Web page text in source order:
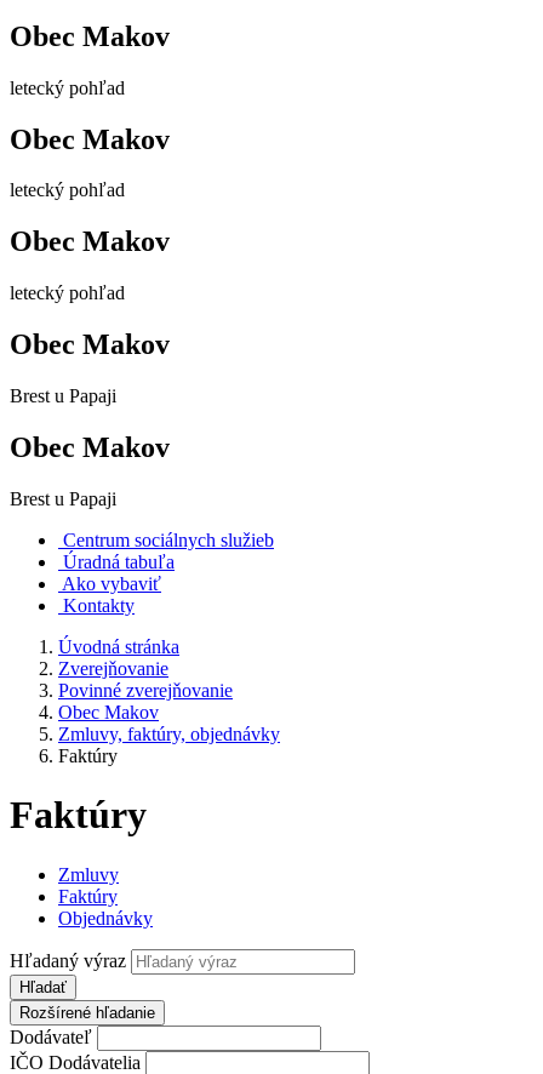
Obec Makov
letecký pohľad
Obec Makov
letecký pohľad
Obec Makov
letecký pohľad
Obec Makov
Brest u Papaji
Obec Makov
Brest u Papaji
Centrum sociálnych služieb
Úradná tabuľa
Ako vybaviť
Kontakty
Úvodná stránka
Zverejňovanie
Povinné zverejňovanie
Obec Makov
Zmluvy, faktúry, objednávky
Faktúry
Faktúry
Zmluvy
Faktúry
Objednávky
Hľadaný výraz
Hľadať
Rozšírené hľadanie
Dodávateľ
IČO Dodávatelia